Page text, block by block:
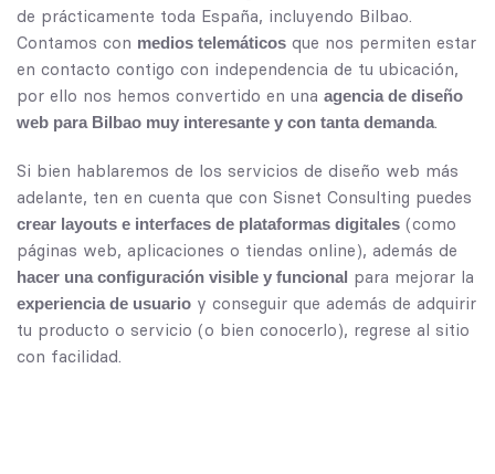
de prácticamente toda España, incluyendo Bilbao.
Contamos con medios telemáticos que nos permiten estar
en contacto contigo con independencia de tu ubicación,
por ello nos hemos convertido en una agencia de diseño
web para Bilbao muy interesante y con tanta demanda.
Si bien hablaremos de los servicios de diseño web más
adelante, ten en cuenta que con Sisnet Consulting puedes
crear layouts e interfaces de plataformas digitales (como
páginas web, aplicaciones o tiendas online), además de
hacer una configuración visible y funcional para mejorar la
experiencia de usuario y conseguir que además de adquirir
tu producto o servicio (o bien conocerlo), regrese al sitio
con facilidad.